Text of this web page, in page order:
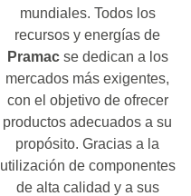
mundiales. Todos los
recursos y energías de
Pramacse dedican a los
mercados más exigentes,
con el objetivo de ofrecer
productos adecuados a su
propósito. Gracias a la
utilización de componentes
de alta calidad y a sus